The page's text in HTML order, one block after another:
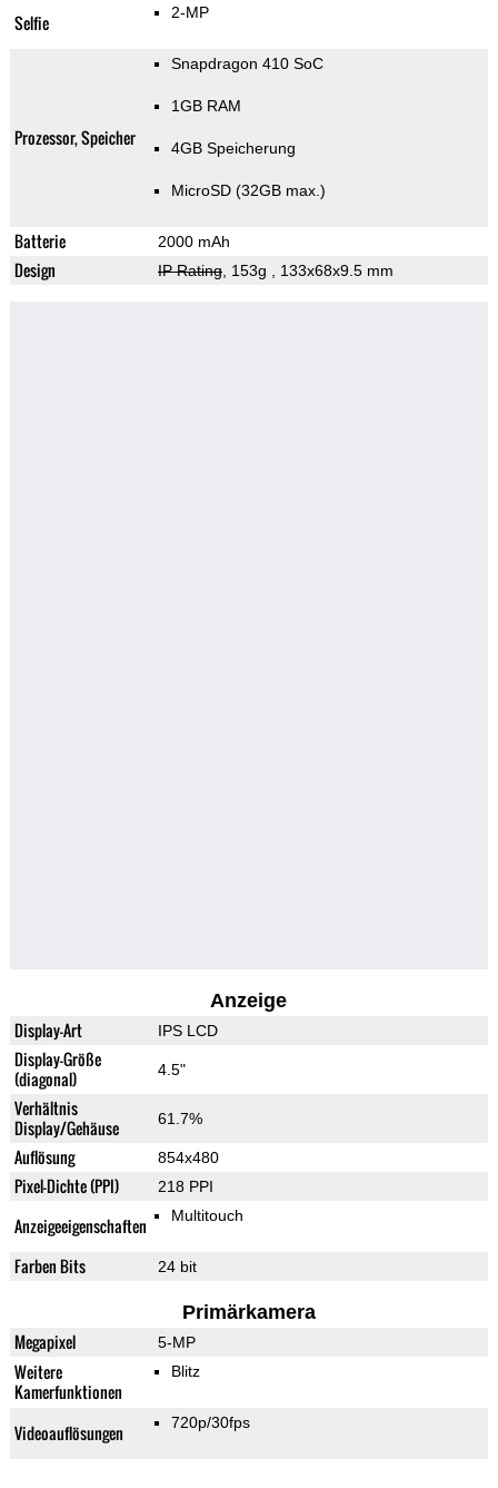
Selfie 2-MP
Prozessor, Speicher
Snapdragon 410 SoC
1GB RAM
4GB Speicherung
MicroSD (32GB max.)
Batterie 2000 mAh
Design IP Rating, 153g , 133x68x9.5 mm
Anzeige
Display-Art IPS LCD
Display-Größe
(diagonal)
4.5"
Verhältnis
Display/Gehäuse
61.7%
Auflösung 854x480
Pixel-Dichte (PPI) 218 PPI
Anzeigeeigenschaften Multitouch
Farben Bits 24 bit
Primärkamera
Megapixel 5-MP
Weitere
Kamerfunktionen
Blitz
Videoauflösungen 720p/30fps